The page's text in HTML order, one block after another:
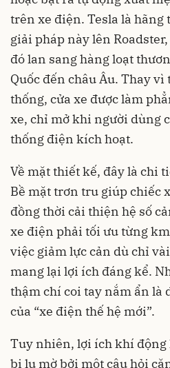
trên xe điện. Tesla là
giải pháp này lên
đó lan sang hàng loạt
Quốc đến châu Âu. Thay
thống, cửa xe được làm
xe, chỉ mở khi người dùng
thống điện kích hoạt.
Về mặt thiết kế, đây là chi
Bề mặt trơn tru giúp chiếc
đồng thời cải thiện hệ số
xe điện phải tối ưu từng
việc giảm lực cản dù chỉ
mang lại lợi ích đáng kể.
thậm chí coi tay nắm ẩn là
của “xe điện thế hệ mới”.
Tuy nhiên, lợi ích khí động
bị lu mờ bởi một câu hỏi